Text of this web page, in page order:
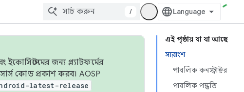
/
এই পৃষ্ঠায় যা যা আছে
সারাংশ
পাবলিক কনস্ট্রাক্টর
পাবলিক পদ্ধতি
জন্য প্ল্যাটফর্মের
কোড প্রকাশ করব। AOSP
latest-release